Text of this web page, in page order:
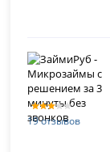
19 отзывов